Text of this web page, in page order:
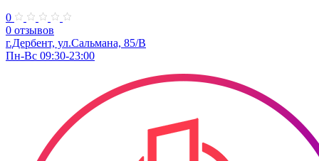
0
0 отзывов
г.Дербент, ул.​Сальмана, 85/В
Пн-Вс 09:30-23:00